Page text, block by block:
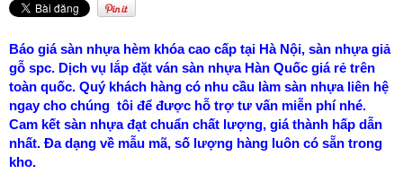
Báo giá sàn nhựa hèm khóa cao cấp tại Hà Nội, sàn nhựa giả
gỗ spc. Dịch vụ lắp đặt ván sàn nhựa Hàn Quốc giá rẻ trên
toàn quốc. Quý khách hàng có nhu cầu làm sàn nhựa liên hệ
ngay cho chúng tôi để được hỗ trợ tư vấn miễn phí nhé.
Cam kết sàn nhựa đạt chuẩn chất lượng, giá thành hấp dẫn
nhất. Đa dạng về mẫu mã, số lượng hàng luôn có sẵn trong
kho.